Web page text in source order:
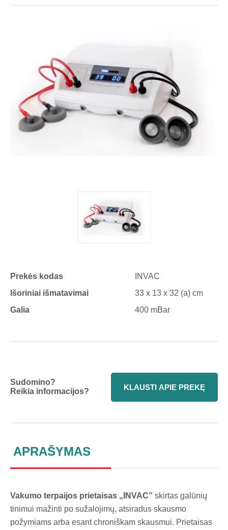
Prekės kodas
INVAC
Išoriniai išmatavimai
33 x 13 x 32 (a) cm
Galia
400 mBar
Sudomino?
Reikia informacijos?
KLAUSTI APIE PREKĘ
APRAŠYMAS
Vakumo terpaijos prietaisas „INVAC” skirtas galūnių
tinimui mažinti po sužalojimų, atsiradus skausmo
požymiams arba esant chroniškam skausmui. Prietaisas